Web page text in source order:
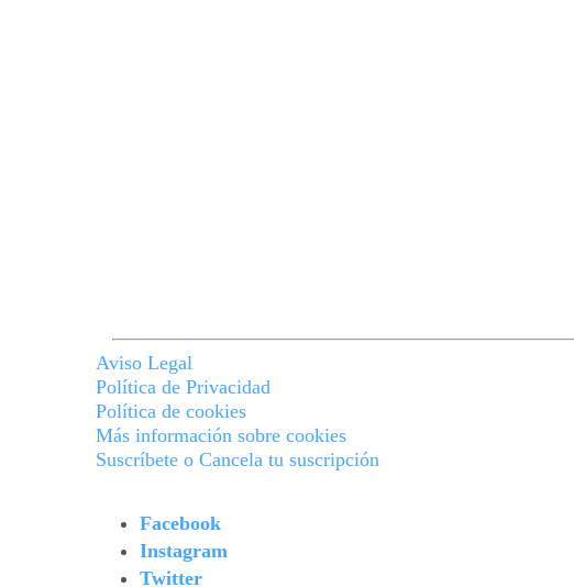
Aviso Legal
Política de Privacidad
Política de cookies
Más información sobre cookies
Suscríbete o Cancela tu suscripción
Facebook
Instagram
Twitter